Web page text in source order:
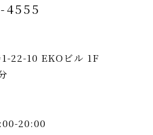
4555
22-10 EKOビル 1F
20:00